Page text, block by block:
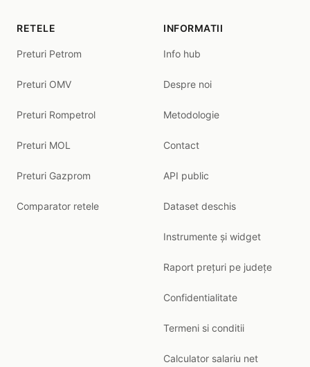
RETELE
Preturi Petrom
Preturi OMV
Preturi Rompetrol
Preturi MOL
Preturi Gazprom
Comparator retele
INFORMATII
Info hub
Despre noi
Metodologie
Contact
API public
Dataset deschis
Instrumente și widget
Raport prețuri pe județe
Confidentialitate
Termeni si conditii
Calculator salariu net